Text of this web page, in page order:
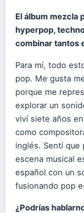
El álbum mezcla
hyperpop,
combinar tantos
Para mí, todo
pop. Me gusta
porque me
explorar un
viví siete años
como
inglés. Sentí que
escena musical
español con un
fusionando pop
¿Podrías